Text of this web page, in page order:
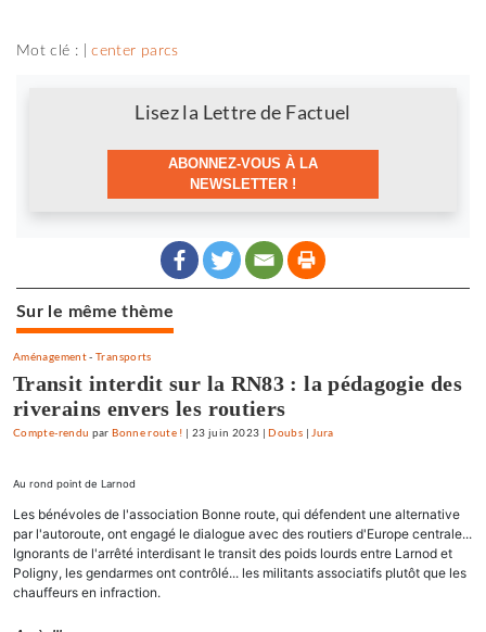
Mot clé : |center parcs
Lisez la Lettre de Factuel
ABONNEZ-VOUS À LA
NEWSLETTER !
Sur le même thème
Aménagement-Transports
Transit interdit sur la RN83 : la pédagogie des
riverains envers les routiers
Compte-rendu parBonne route ! | 23 juin 2023 |Doubs | Jura
Au rond point de Larnod
Les bénévoles de l'association Bonne route, qui défendent une alternative
par l'autoroute, ont engagé le dialogue avec des routiers d'Europe centrale...
Ignorants de l'arrêté interdisant le transit des poids lourds entre Larnod et
Poligny, les gendarmes ont contrôlé... les militants associatifs plutôt que les
chauffeurs en infraction.